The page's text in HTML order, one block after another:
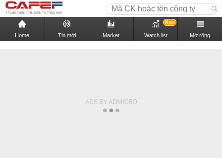
Home Tin mới Market Watch list
New
Mở rộng